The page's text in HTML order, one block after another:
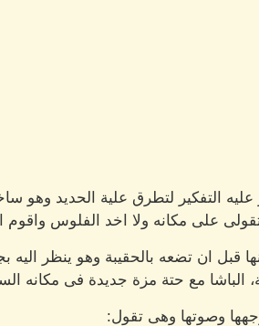
التفكير لتطرق علية الحديد وهو
على مكانه ولا اخد الفلوس
قبل ان تضعه بالحقيبة وهو ينظر اليه
الباشا مع حتة مزة جديدة فى مكانه
وصوتها وهى تقول: